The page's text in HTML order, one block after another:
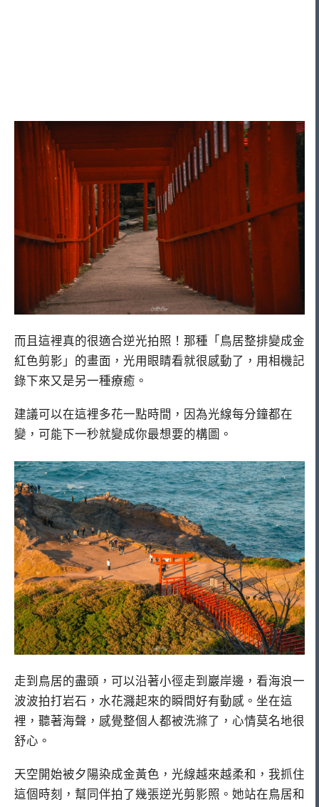
而且這裡真的很適合逆光拍照！那種「鳥居整排變成金
紅色剪影」的畫面，光用眼睛看就很感動了，用相機記
錄下來又是另一種療癒。
建議可以在這裡多花一點時間，因為光線每分鐘都在
變，可能下一秒就變成你最想要的構圖。
走到鳥居的盡頭，可以沿著小徑走到巖岸邊，看海浪一
波波拍打岩石，水花濺起來的瞬間好有動感。坐在這
裡，聽著海聲，感覺整個人都被洗滌了，心情莫名地很
舒心。
天空開始被夕陽染成金黃色，光線越來越柔和，我抓住
這個時刻，幫同伴拍了幾張逆光剪影照。她站在鳥居和